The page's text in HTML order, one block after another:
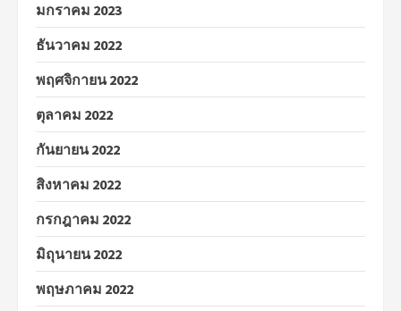
มกราคม 2023
ธันวาคม 2022
พฤศจิกายน 2022
ตุลาคม 2022
กันยายน 2022
สิงหาคม 2022
กรกฎาคม 2022
มิถุนายน 2022
พฤษภาคม 2022